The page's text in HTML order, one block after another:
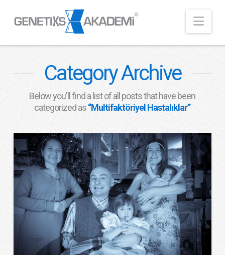
Category Archive
Below you'll find a list of all posts that have been
categorized as“Multifaktöriyel Hastalıklar”